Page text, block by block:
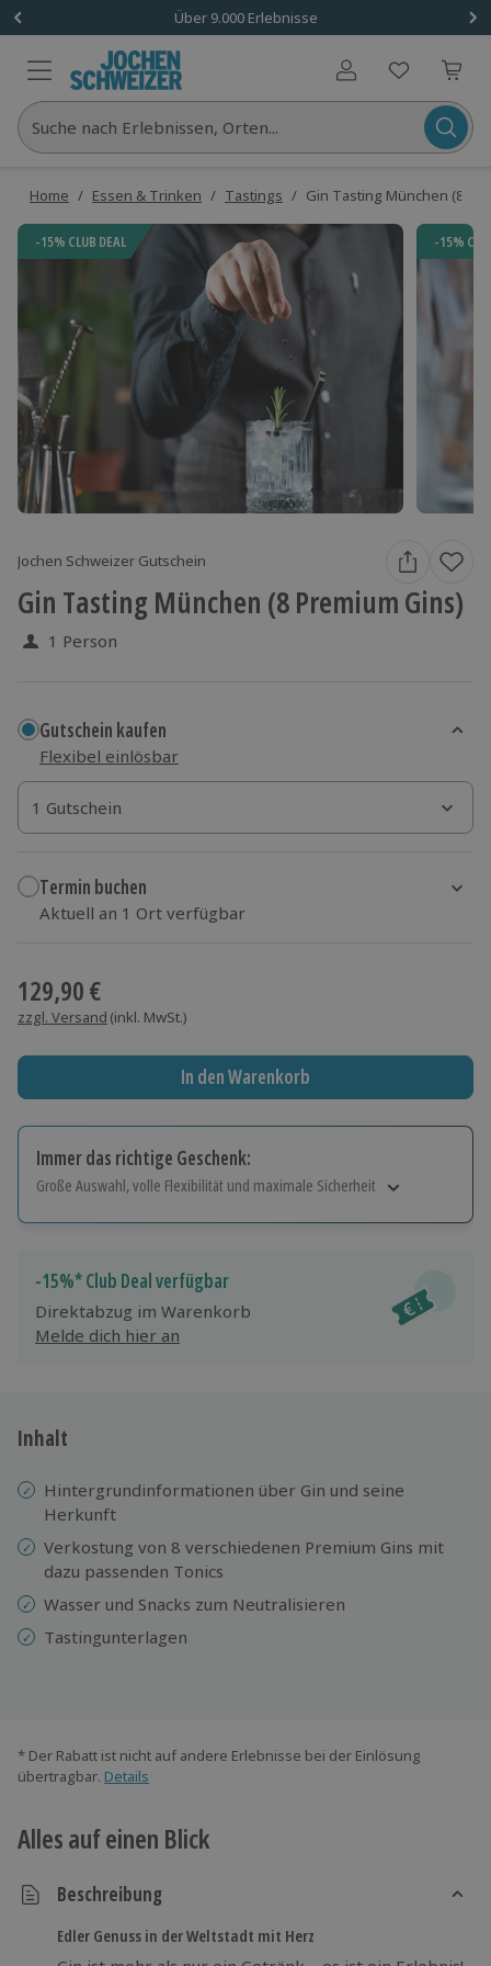
Über 9.000 Erlebnisse
Benutzerkonto
Suche nach Erlebnissen, Orten...
Home / Essen & Trinken / Tastings / Gin Tasting München (8
-15% CLUB DEAL -15%
Jochen Schweizer Gutschein
Gin Tasting München (8 Premium Gins)
1 Person
Gutschein kaufen
Flexibel einlösbar
1 Gutschein
1 Gutschein
1 Gutschein
Termin buchen
Aktuell an 1 Ort verfügbar
129,90 €
zzgl. Versand (inkl. MwSt.)
In den Warenkorb
Immer das richtige Geschenk:
Große Auswahl, volle Flexibilität und maximale Sicherheit
Jeder Gutschein für alle Erlebnisse einlösbar.
Maximale Sicherheit
10 Jahre gültig & verlängerbar.
-15%* Club Deal verfügbar
Direktabzug im Warenkorb
Melde dich hier an
Inhalt
Hintergrundinformationen über Gin und seine
Herkunft
Verkostung von 8 verschiedenen Premium Gins mit
dazu passenden Tonics
Wasser und Snacks zum Neutralisieren
Tastingunterlagen
* Der Rabatt ist nicht auf andere Erlebnisse bei der Einlösung
übertragbar. Details
Alles auf einen Blick
Beschreibung
Edler Genuss in der Weltstadt mit Herz